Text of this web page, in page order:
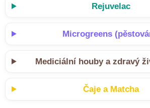
Rejuvelac
Microgreens
Mediciální houby a zdravý
Čaje a Matcha